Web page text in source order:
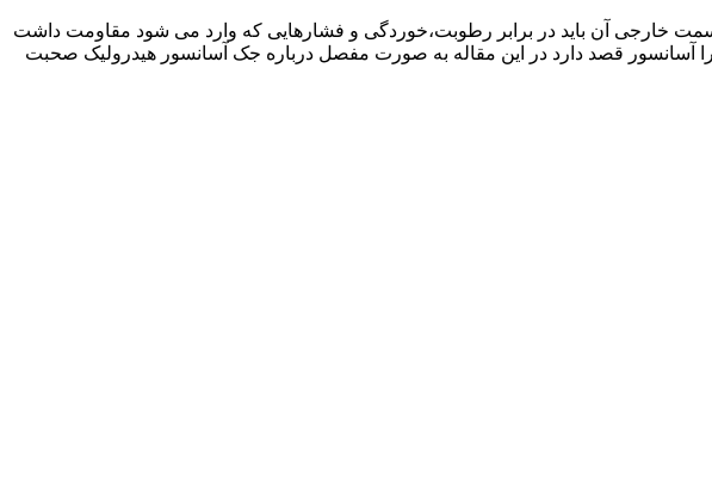
خارجی آن باید در برابر رطوبت،خوردگی و فشارهایی که وارد می شود مقاومت داشت
آسانسور قصد دارد در این مقاله به صورت مفصل درباره جک آسانسور هیدرولیک صحبت